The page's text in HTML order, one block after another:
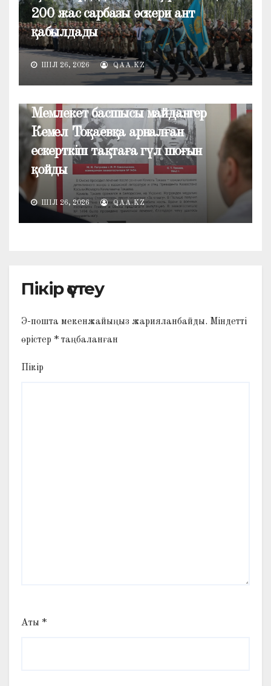
200 жас сарбазы әскери ант
қабылдады
ШІЛ 26, 2026 QAA.KZ
Мемлекет басшысы майдангер
Кемел Тоқаевқа арналған
ескерткіш тақтаға гүл шоғын
қойды
ШІЛ 26, 2026 QAA.KZ
Пікір үстеу
Э-пошта мекенжайыңыз жарияланбайды. Міндетті
өрістер * таңбаланған
Пікір
Аты *